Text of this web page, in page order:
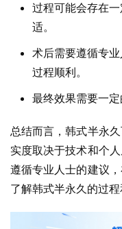
过程可能会存在
适。
术后需要遵循专
过程顺利。
最终效果需要一定
总结而言，韩式半永
实度取决于技术和个
遵循专业人士的建议
了解韩式半永久的过程